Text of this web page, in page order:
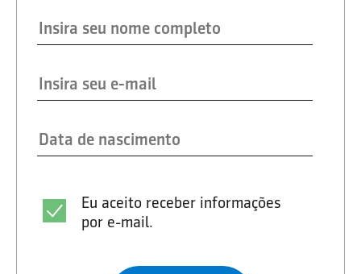
Eu aceito receber informações
por e-mail.